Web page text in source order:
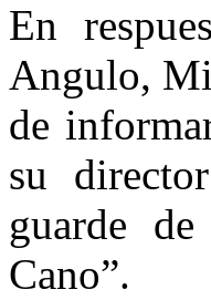
En
Angulo,
de
su
guarde
Cano”.